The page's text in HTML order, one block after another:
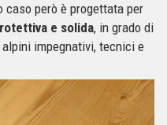
caso però è progettata per
e solida, in grado di
impegnativi, tecnici e